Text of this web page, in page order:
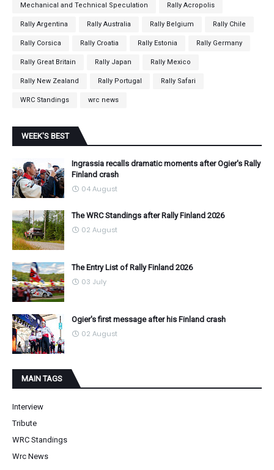
Mechanical and Technical Speculation Rally Acropolis
Rally Argentina Rally Australia Rally Belgium Rally Chile
Rally Corsica Rally Croatia Rally Estonia Rally Germany
Rally Great Britain Rally Japan Rally Mexico
Rally New Zealand Rally Portugal Rally Safari
WRC Standings wrc news
WEEK'S BEST
Ingrassia recalls dramatic moments after Ogier's Rally
Finland crash
04 August
The WRC Standings after Rally Finland 2026
02 August
The Entry List of Rally Finland 2026
03 July
Ogier's first message after his Finland crash
02 August
MAIN TAGS
Interview
Tribute
WRC Standings
Wrc News